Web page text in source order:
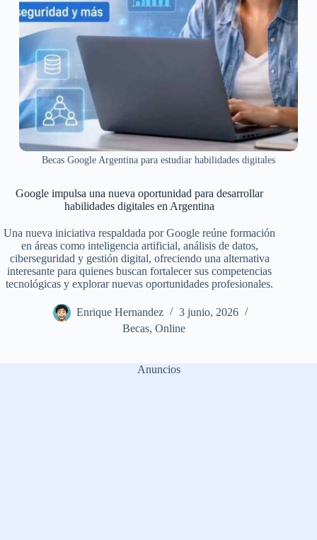
Becas Google Argentina para estudiar habilidades digitales
Google impulsa una nueva oportunidad para desarrollar
habilidades digitales en Argentina
Una nueva iniciativa respaldada por Google reúne formación
en áreas como inteligencia artificial, análisis de datos,
ciberseguridad y gestión digital, ofreciendo una alternativa
interesante para quienes buscan fortalecer sus competencias
tecnológicas y explorar nuevas oportunidades profesionales.
Enrique Hernandez
3 junio, 2026
Becas, Online
Anuncios